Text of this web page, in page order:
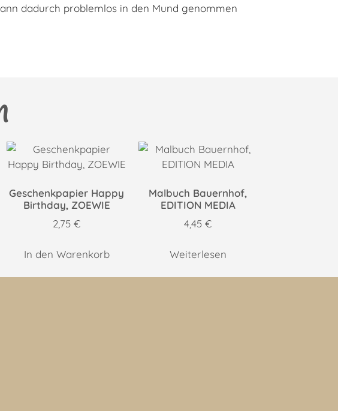
dadurch problemlos in den Mund genommen
Geschenkpapier Happy
Birthday, ZOEWIE
2,75 €
In den Warenkorb
Malbuch Bauernhof,
EDITION MEDIA
4,45€
Weiterlesen